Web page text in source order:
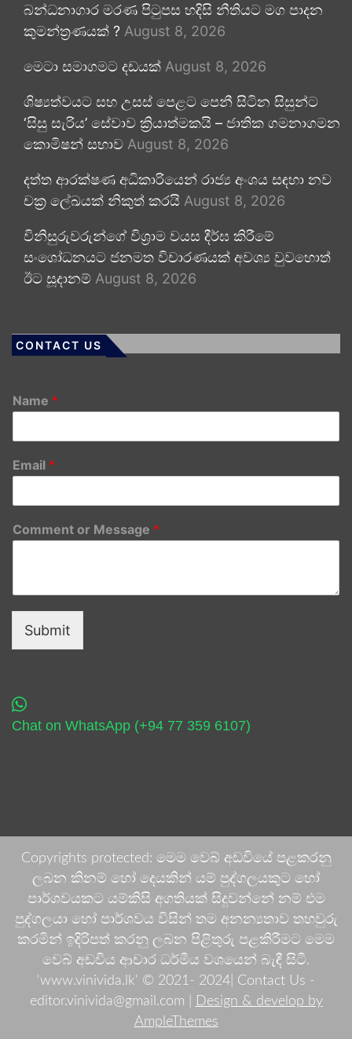
බන්ධනාගාර මරණ පිටුපස හදිසි නීතියට මග පාදන
කුමන්ත්‍රණයක් ? August 8, 2026
මෙටා සමාගමට දඩයක් August 8, 2026
ශිෂ්‍යත්වයට සහ උසස් පෙළට පෙනී සිටින සිසුන්ට
‘සිසු සැරිය’ සේවාව ක්‍රියාත්මකයි – ජාතික ගමනාගමන
කොමිෂන් සභාව August 8, 2026
දත්ත ආරක්ෂණ අධිකාරියෙන් රාජ්‍ය අංශය සඳහා නව
චක්‍ර ලේඛයක් නිකුත් කරයි August 8, 2026
විනිසුරුවරුන්ගේ විශ්‍රාම වයස දීර්ඝ කිරීමේ
සංශෝධනයට ජනමත විචාරණයක් අවශ්‍ය වුවහොත්
ඊට සූදානම් August 8, 2026
CONTACT US
Name *
Email *
Comment or Message *
Submit
Chat on WhatsApp (+94 77 359 6107)
Copyrights protected: මෙම වෙබ් අඩවියේ පළකරනු
ලබන කිනම් හෝ දෙයකින් යම් පුද්ගලයකුට හෝ
පාර්ශවයකට යම්කිසි අගතියක් සිදුවන්නේ නම් එම
පුද්ගලයා හෝ පාර්ශවය විසින් තම අනන්‍යතාව තහවුරු
කරමින් ඉදිරිපත් කරනු ලබන පිළිතුරු පළකිරීමට මෙම
වෙබ් අඩවිය ආචාර ධර්මීය වශයෙන් බැඳී සිටී.
'www.vinivida.lk' © 2021- 2024| Contact Us -
editor.vinivida@gmail.com |
Design & develop by
AmpleThemes